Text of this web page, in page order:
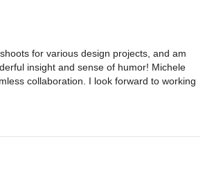
for various design projects, and am
insight and sense of humor! Michele
collaboration. I look forward to working